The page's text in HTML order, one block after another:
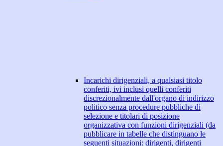
Incarichi dirigenziali, a qualsiasi titolo
conferiti, ivi inclusi quelli conferiti
discrezionalmente dall'organo di indirizzo
politico senza procedure pubbliche di
selezione e titolari di posizione
organizzativa con funzioni dirigenziali (da
pubblicare in tabelle che distinguano le
seguenti situazioni: dirigenti, dirigenti